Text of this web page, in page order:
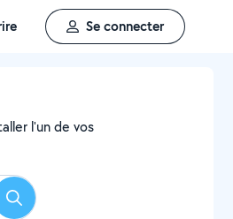
Se connecter
l'un de vos
Rechercher